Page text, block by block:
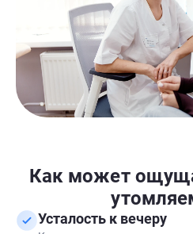
Как может
Усталость к вечеру